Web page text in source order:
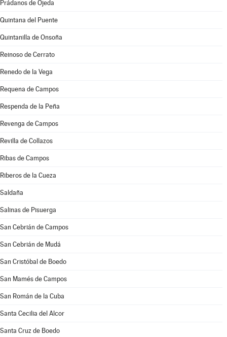
Prádanos de Ojeda
Quintana del Puente
Quintanilla de Onsoña
Reinoso de Cerrato
Renedo de la Vega
Requena de Campos
Respenda de la Peña
Revenga de Campos
Revilla de Collazos
Ribas de Campos
Riberos de la Cueza
Saldaña
Salinas de Pisuerga
San Cebrián de Campos
San Cebrián de Mudá
San Cristóbal de Boedo
San Mamés de Campos
San Román de la Cuba
Santa Cecilia del Alcor
Santa Cruz de Boedo